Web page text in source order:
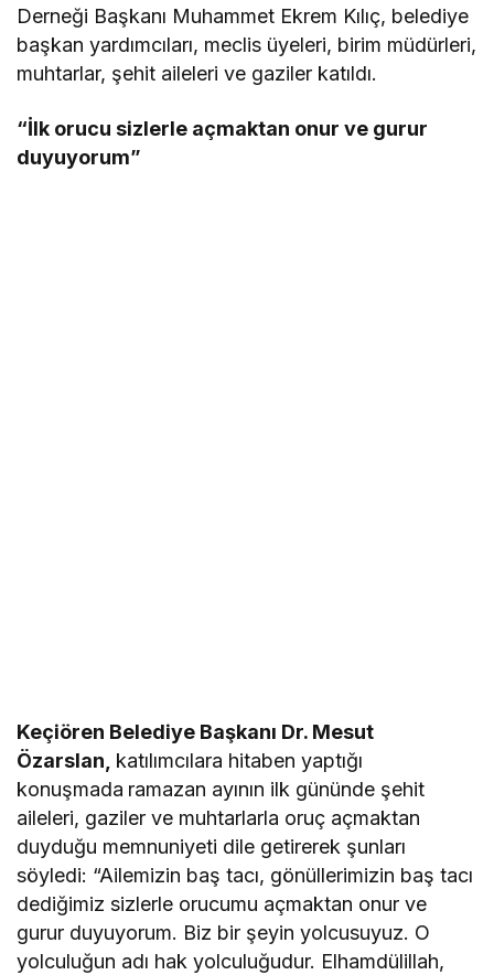
Derneği Başkanı Muhammet Ekrem Kılıç, belediye
başkan yardımcıları, meclis üyeleri, birim müdürleri,
muhtarlar, şehit aileleri ve gaziler katıldı.
“İlk orucu sizlerle açmaktan onur ve gurur
duyuyorum”
Keçiören Belediye Başkanı Dr. Mesut
Özarslan, katılımcılara hitaben yaptığı
konuşmada ramazan ayının ilk gününde şehit
aileleri, gaziler ve muhtarlarla oruç açmaktan
duyduğu memnuniyeti dile getirerek şunları
söyledi: “Ailemizin baş tacı, gönüllerimizin baş tacı
dediğimiz sizlerle orucumu açmaktan onur ve
gurur duyuyorum. Biz bir şeyin yolcusuyuz. O
yolculuğun adı hak yolculuğudur. Elhamdülillah,